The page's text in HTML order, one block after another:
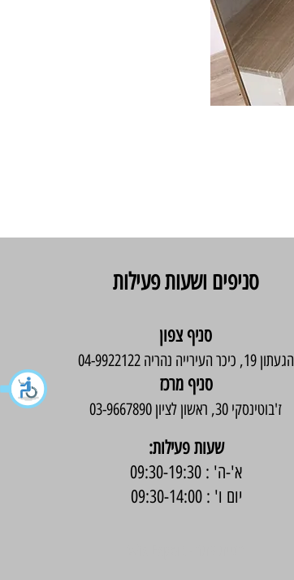
סניפים ושעות פעילות
סניף צפון
הגעתון 19, כיכר העירייה נהריה 04-9922122
סניף מרכז
ז'בוטינסקי 30, ראשון לציון 03-9667890
:שעות פעילות
א'-ה' : 09:30-19:30
יום ו' : 09:30-14:00